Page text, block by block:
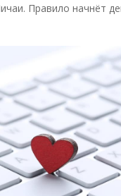
Правило начнёт